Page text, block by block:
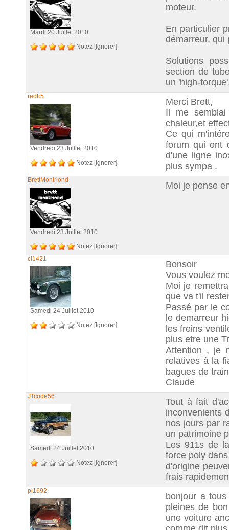
Mardi 20 Juillet 2010
Notez [Ignorer]
moteur.
En particulier
démarreur, qui
Solutions
section de
un 'high-
redtr5
Vendredi 23 Juillet 2010
Notez [Ignorer]
Merci Brett,
Il me
chaleur,et
Ce qui
forum qui ont
d'une ligne
plus sympa .
BrettMontriond
Vendredi 23 Juillet 2010
Notez [Ignorer]
Moi je pense
cl1421
Samedi 24 Juillet 2010
Notez [Ignorer]
Bonsoir
Vous voulez
Moi je
que va t'il
Passé par le
le demarreur
les freins
plus etre une
Attention , je
relatives à la
bagues de
Claude
JTcode56
Samedi 24 Juillet 2010
Notez [Ignorer]
Tout à fait
inconvenients
nos jours par
un patrimoine
Les 911s de
force poly
d'origine
frais
pi1692
bonjour a
pleines de
une voiture